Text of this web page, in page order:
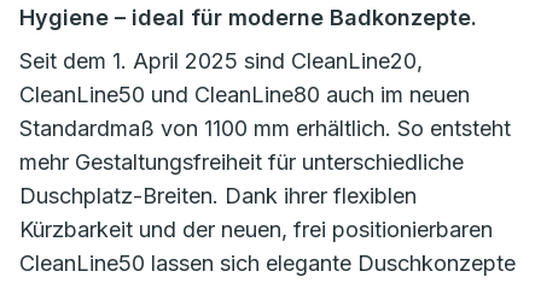
Hygiene – ideal für moderne Badkonzepte.
Seit dem 1. April 2025 sind CleanLine20,
CleanLine50 und CleanLine80 auch im neuen
Standardmaß von 1100 mm erhältlich. So entsteht
mehr Gestaltungsfreiheit für unterschiedliche
Duschplatz-Breiten. Dank ihrer flexiblen
Kürzbarkeit und der neuen, frei positionierbaren
CleanLine50 lassen sich elegante Duschkonzepte